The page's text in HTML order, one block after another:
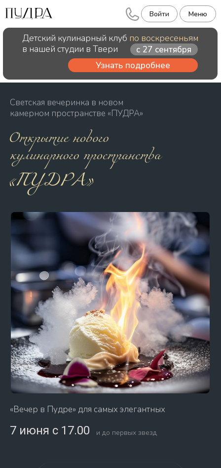
Войти Меню
Детский кулинарный клубпо воскресеньям
в нашей студии в Твери
с 27 сентября
Узнать подробнее
«Вечер в Пудре» для самых элегантных
Светская вечеринка в новом
камерном пространстве «ПУДРА»
7 июня с 17.00 и до первых звезд